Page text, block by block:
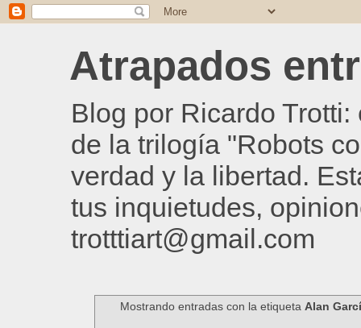
Atrapados
Blog por Ricardo
de la trilogía "Robots
verdad y la libertad.
tus inquietudes,
trotttiart@gmail.com
Mostrando entradas con la etiquetaAlan